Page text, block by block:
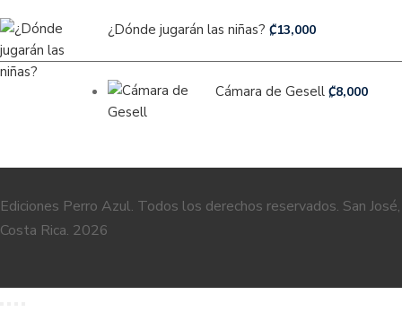
¿Dónde jugarán las niñas? ₡13,000
Cámara de Gesell ₡8,000
Ediciones Perro Azul. Todos los derechos reservados. San José,
Costa Rica. 2026